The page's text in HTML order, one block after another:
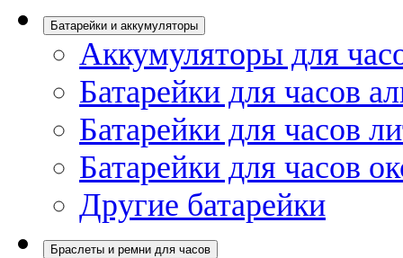
Батарейки и аккумуляторы
Аккумуляторы для
Батарейки для часов
Батарейки для часов
Батарейки для часов
Другие батарейки
Браслеты и ремни для часов